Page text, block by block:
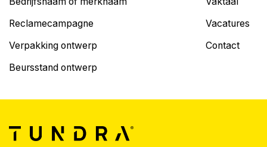
Reclamecampagne
Verpakking ontwerp
Beursstand ontwerp
Vacatures
Contact